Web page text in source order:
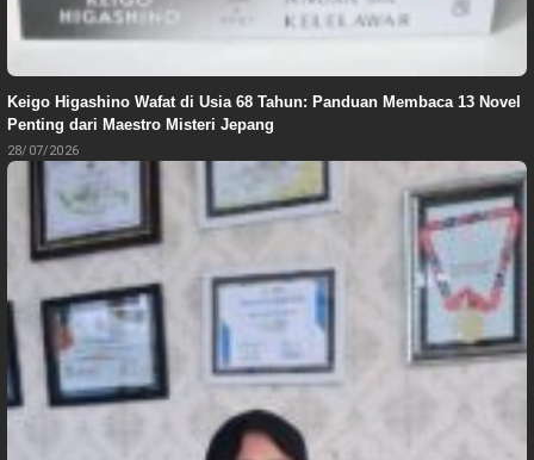
Keigo Higashino Wafat di Usia 68 Tahun: Panduan Membaca 13 Novel
Penting dari Maestro Misteri Jepang
28/07/2026